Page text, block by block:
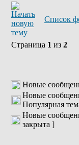
Список
Страница 1 из 2
Новые
Новые
Популярная
Новые
закрыта ]